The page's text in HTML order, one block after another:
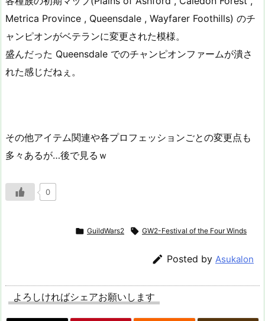
Metrica Province , Queensdale , Wayfarer Foothills) のチ
ャンピオンがベテランに変更された模様。
盛んだった Queensdale でのチャンピオンファームが潰さ
れた感じだねぇ。
その他アイテム関連や各プロフェッションごとの変更点も
多々あるが…後で見るｗ
0
 GuildWars2  GW2-Festival of the Four Winds
 Posted by Asukalon
よろしければシェアお願いします